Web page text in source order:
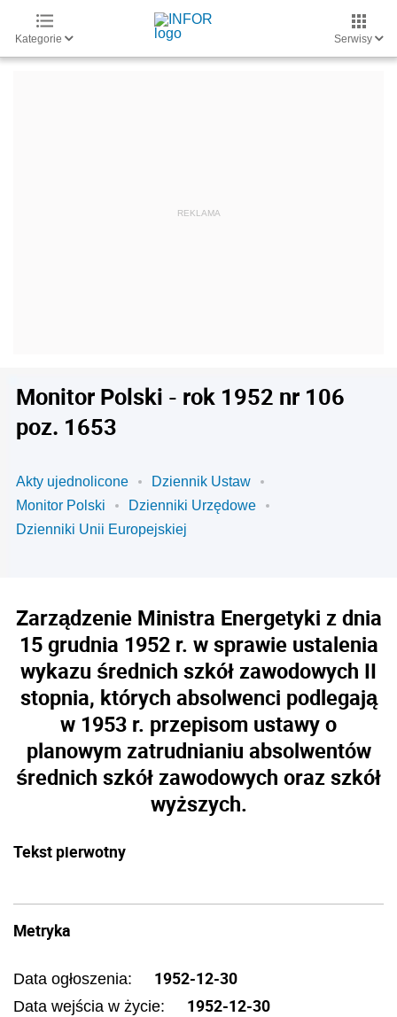
Kategorie Serwisy
Monitor Polski - rok 1952 nr 106
poz. 1653
Akty ujednolicone
Dziennik Ustaw
Monitor Polski
Dzienniki Urzędowe
Dzienniki Unii Europejskiej
Zarządzenie Ministra Energetyki z dnia
15 grudnia 1952 r. w sprawie ustalenia
wykazu średnich szkół zawodowych II
stopnia, których absolwenci podlegają
w 1953 r. przepisom ustawy o
planowym zatrudnianiu absolwentów
średnich szkół zawodowych oraz szkół
wyższych.
Tekst pierwotny
Metryka
Data ogłoszenia: 1952-12-30
Data wejścia w życie: 1952-12-30